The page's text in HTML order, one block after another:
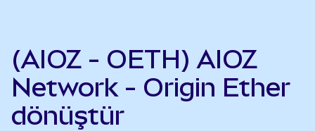
(AIOZ - OETH) AIOZ
Network - Origin Ether
dönüştür